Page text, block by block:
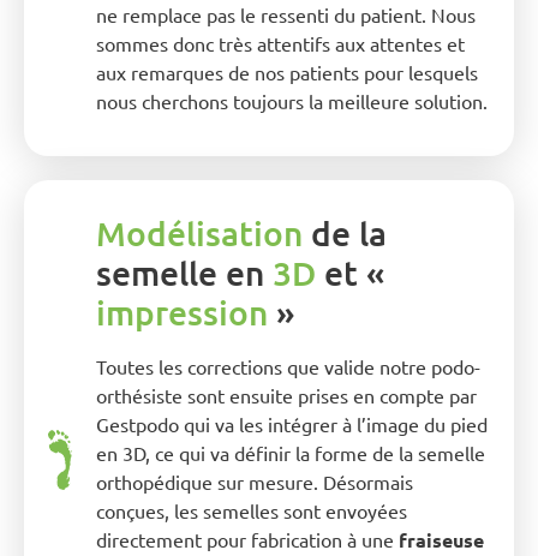
ne remplace pas le ressenti du patient. Nous
sommes donc très attentifs aux attentes et
aux remarques de nos patients pour lesquels
nous cherchons toujours la meilleure solution.
Modélisation de la
semelle en 3D et «
impression »
Toutes les corrections que valide notre podo-
orthésiste sont ensuite prises en compte par
Gestpodo qui va les intégrer à l’image du pied
en 3D, ce qui va définir la forme de la semelle
orthopédique sur mesure. Désormais
conçues, les semelles sont envoyées
directement pour fabrication à une fraiseuse